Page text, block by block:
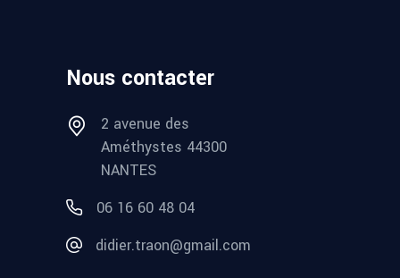
Nous contacter
2 avenue des
Améthystes 44300
NANTES
06 16 60 48 04
didier.traon@gmail.com